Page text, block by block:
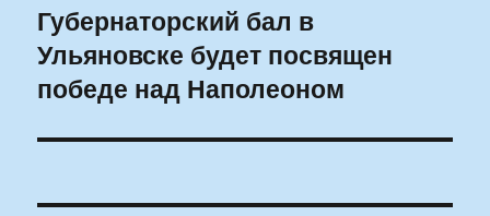
Следующая
запись:
Губернаторский бал в
Ульяновске будет посвящен
победе над Наполеоном